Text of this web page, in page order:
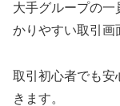
大手グループの一
かりやすい取引画
取引初心者でも安
きます。